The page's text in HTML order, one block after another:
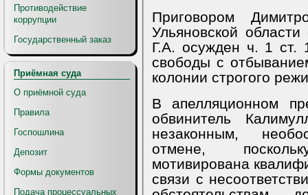
Противодействие
коррупции
Государственный заказ
Приёмная суда
О приёмной суда
Правила
Госпошлина
Депозит
Формы документов
Подача процессуальных
Приговором
Ульяновской
Г.А. осужден ч. 1
свободы с
колонии строгого
В апелляционном
обвинитель
незаконным,
отмене,
мотивирована
связи с